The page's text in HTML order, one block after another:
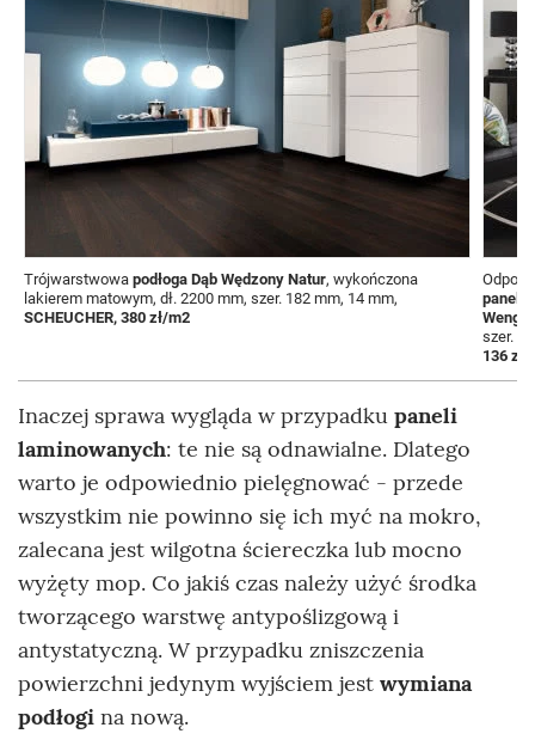
Trójwarstwowa podłoga Dąb Wędzony Natur, wykończona
lakierem matowym, dł. 2200 mm, szer. 182 mm, 14 mm,
SCHEUCHER, 380 zł/m2
panele
Wenge
szer.
136 zł/
Inaczej sprawa wygląda w przypadku paneli
laminowanych: te nie są odnawialne. Dlatego
warto je odpowiednio pielęgnować - przede
wszystkim nie powinno się ich myć na mokro,
zalecana jest wilgotna ściereczka lub mocno
wyżęty mop. Co jakiś czas należy użyć środka
tworzącego warstwę antypoślizgową i
antystatyczną. W przypadku zniszczenia
powierzchni jedynym wyjściem jest wymiana
podłogi na nową.